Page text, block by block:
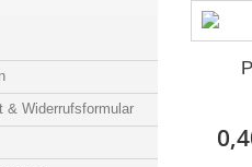
& Widerrufsformular